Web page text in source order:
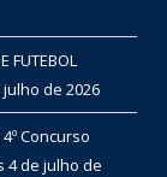
FUTEBOL
julho de 2026
Concurso
4 de julho de